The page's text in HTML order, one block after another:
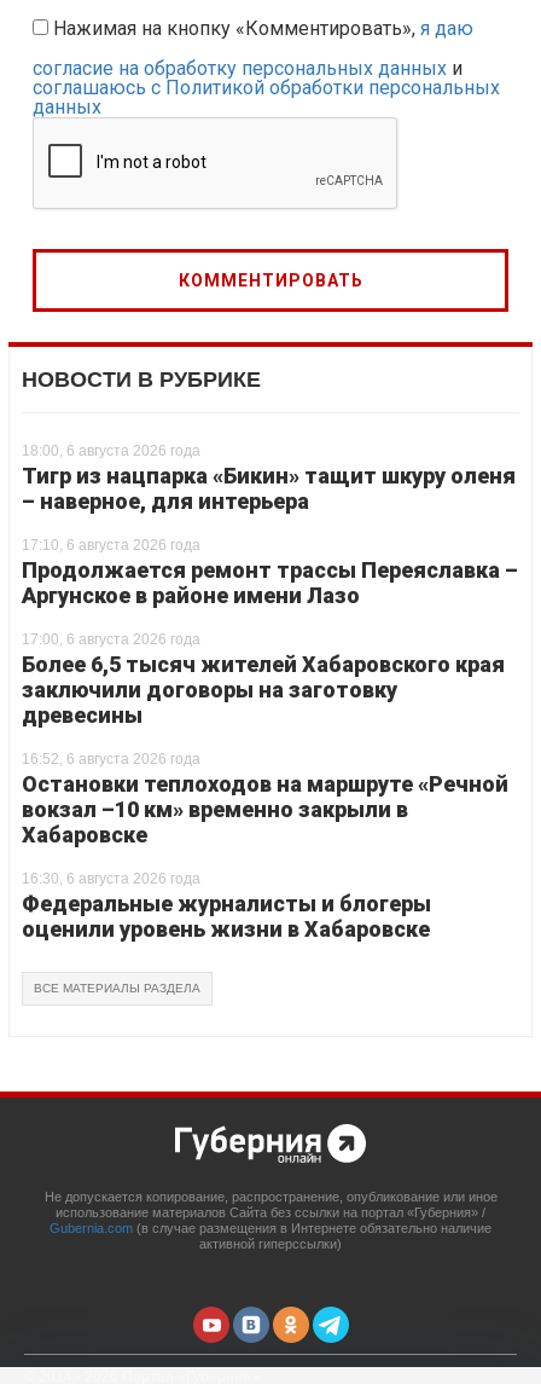
Нажимая на кнопку «Комментировать», я даю
согласие на обработку персональных данных и
соглашаюсь с Политикой обработки персональных
данных
НОВОСТИ В РУБРИКЕ
18:00, 6 августа 2026 года
Тигр из нацпарка «Бикин» тащит шкуру оленя
– наверное, для интерьера
17:10, 6 августа 2026 года
Продолжается ремонт трассы Переяславка –
Аргунское в районе имени Лазо
17:00, 6 августа 2026 года
Более 6,5 тысяч жителей Хабаровского края
заключили договоры на заготовку
древесины
16:52, 6 августа 2026 года
Остановки теплоходов на маршруте «Речной
вокзал –10 км» временно закрыли в
Хабаровске
16:30, 6 августа 2026 года
Федеральные журналисты и блогеры
оценили уровень жизни в Хабаровске
ВСЕ МАТЕРИАЛЫ РАЗДЕЛА
Не допускается копирование, распространение, опубликование или иное
использование материалов Сайта без ссылки на портал «Губерния» /
Gubernia.com (в случае размещения в Интернете обязательно наличие
активной гиперссылки)